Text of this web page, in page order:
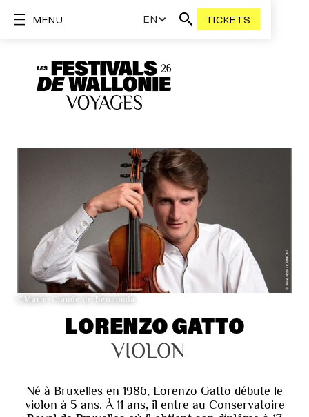
EN TICKETS
MENU
©Marie-Claude de Benaouda
LORENZO GATTO
VIOLON
Né à Bruxelles en 1986, Lorenzo Gatto débute le
violon à 5 ans. À 11 ans, il entre au Conservatoire